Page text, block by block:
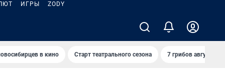
ИГРЫ ZODY
в кино Старт театрального сезона 7 грибов августа